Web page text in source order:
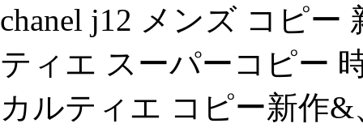
chanel j12 メンズ コピ
ティエ スーパーコピー
カルティエ コピー新作